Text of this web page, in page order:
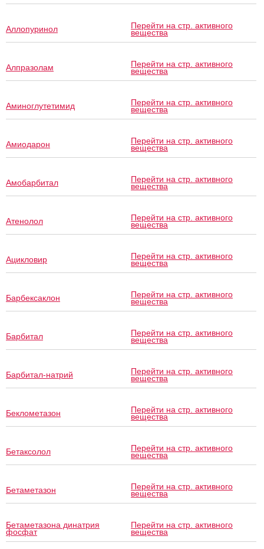
Аллопуринол Перейти на стр. активного
вещества
Алпразолам Перейти на стр. активного
вещества
Аминоглутетимид Перейти на стр. активного
вещества
Амиодарон Перейти на стр. активного
вещества
Амобарбитал Перейти на стр. активного
вещества
Атенолол Перейти на стр. активного
вещества
Ацикловир Перейти на стр. активного
вещества
Барбексаклон Перейти на стр. активного
вещества
Барбитал Перейти на стр. активного
вещества
Барбитал-натрий Перейти на стр. активного
вещества
Беклометазон Перейти на стр. активного
вещества
Бетаксолол Перейти на стр. активного
вещества
Бетаметазон Перейти на стр. активного
вещества
Бетаметазона динатрия
фосфат
Перейти на стр. активного
вещества